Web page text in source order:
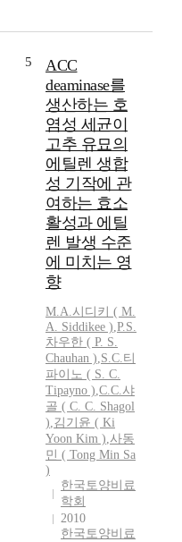
5
ACC
deaminase를
생산하는 호
염성 세균이
고추 유묘의
에틸렌 생합
성 기작에 관
여하는 효소
활성과 에틸
렌 발생 수준
에 미치는 영
향
M.A.시디키 ( M.
A. Siddikee ),P.S.
차우한 ( P. S.
Chauhan ),S.C.티
파이노 ( S. C.
Tipayno ),C.C.샤
골 ( C. C. Shagol
),김기윤 ( Ki
Yoon Kim ),사동
민 ( Tong Min Sa
)
한국토양비료
학회
2010
한국토양비료